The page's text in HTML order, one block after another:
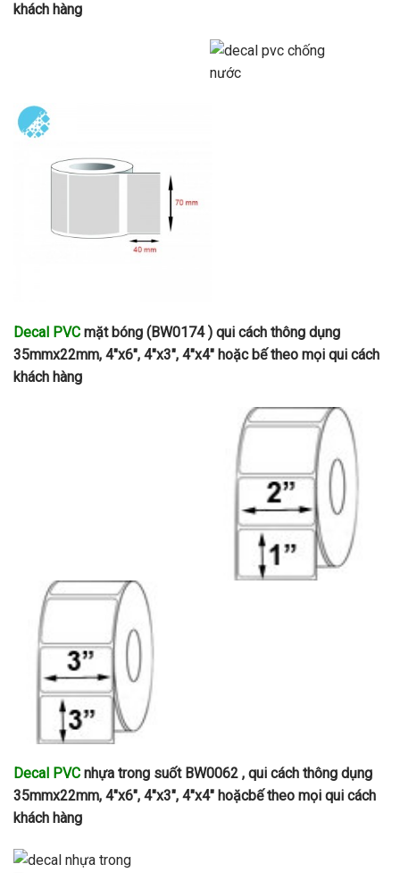
khách hàng
Decal PVC mặt bóng (BW0174 ) qui cách thông dụng
35mmx22mm, 4″x6″, 4″x3″, 4″x4″ hoặc bế theo mọi qui cách
khách hàng
Decal PVC nhựa trong suốt BW0062 , qui cách thông dụng
35mmx22mm, 4″x6″, 4″x3″, 4″x4″ hoặcbế theo mọi qui cách
khách hàng